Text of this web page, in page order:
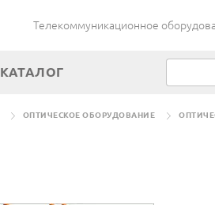
Телекоммуникационное
КАТАЛОГ
ОПТИЧЕСКОЕ ОБОРУДОВАНИЕ